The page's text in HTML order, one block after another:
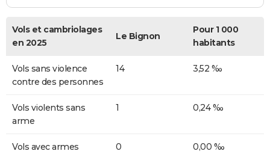
Vols et cambriolages
en 2025
Le Bignon
Pour 1 000
habitants
Vols sans violence
contre des personnes
14 3,52 ‰
Vols violents sans
arme
1 0,24 ‰
Vols avec armes 0 0,00 ‰